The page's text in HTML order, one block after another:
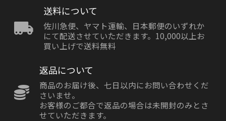
送料について
佐川急便、ヤマト運輸、日本郵便のいずれか
にて配送させていただきます。10,000以上お
買い上げで送料無料
返品について
商品のお届け後、七日以内にお問い合わせくだ
さいませ。
お客様のご都合で返品の場合は未開封のみとさ
せていただきます。